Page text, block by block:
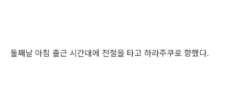
둘째날 아침 출근 시간대에 전철을 타고 하라주쿠로 향했다.